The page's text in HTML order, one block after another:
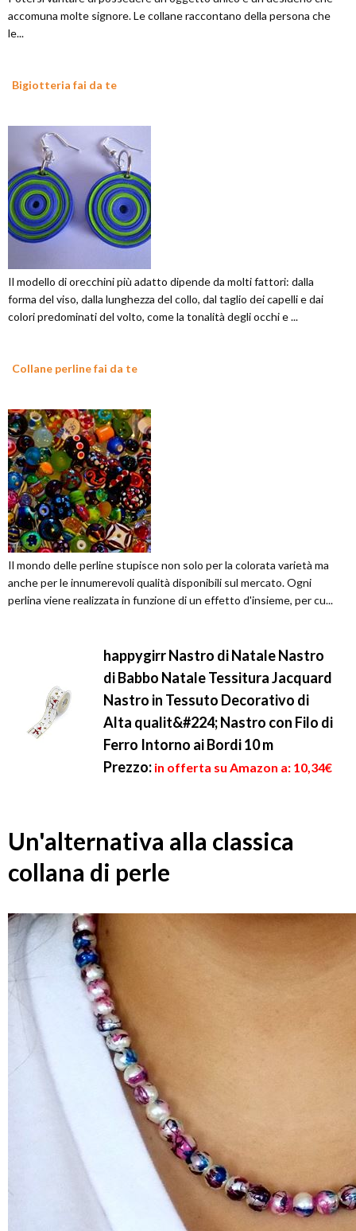
accomuna molte signore. Le collane raccontano della persona che
le...
Bigiotteria fai da te
Il modello di orecchini più adatto dipende da molti fattori: dalla
forma del viso, dalla lunghezza del collo, dal taglio dei capelli e dai
colori predominati del volto, come la tonalità degli occhi e ...
Collane perline fai da te
Il mondo delle perline stupisce non solo per la colorata varietà ma
anche per le innumerevoli qualità disponibili sul mercato. Ogni
perlina viene realizzata in funzione di un effetto d'insieme, per cu...
happygirr Nastro di Natale Nastro
di Babbo Natale Tessitura Jacquard
Nastro in Tessuto Decorativo di
Alta qualit&#224; Nastro con Filo di
Ferro Intorno ai Bordi 10 m
Prezzo: in offerta su Amazon a: 10,34€
Un'alternativa alla classica
collana di perle